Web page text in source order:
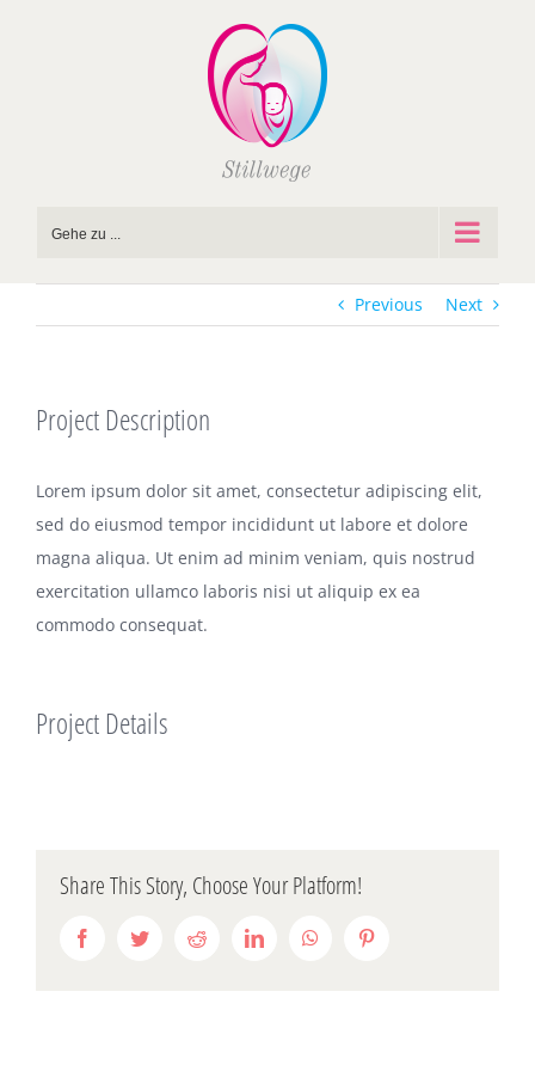
Gehe zu ...
Previous Next
Project Description
Lorem ipsum dolor sit amet, consectetur adipiscing elit,
sed do eiusmod tempor incididunt ut labore et dolore
magna aliqua. Ut enim ad minim veniam, quis nostrud
exercitation ullamco laboris nisi ut aliquip ex ea
commodo consequat.
Project Details
Share This Story, Choose Your Platform!
FacebookTwitterReddit LinkedIn WhatsApp